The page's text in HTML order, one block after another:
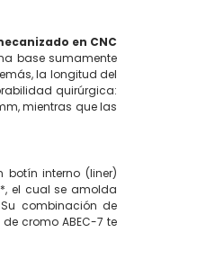
en CNC
base sumamente
la longitud del
quirúrgica:
mientras que las
botín interno (liner)
el cual se amolda
combinación de
cromo ABEC-7 te